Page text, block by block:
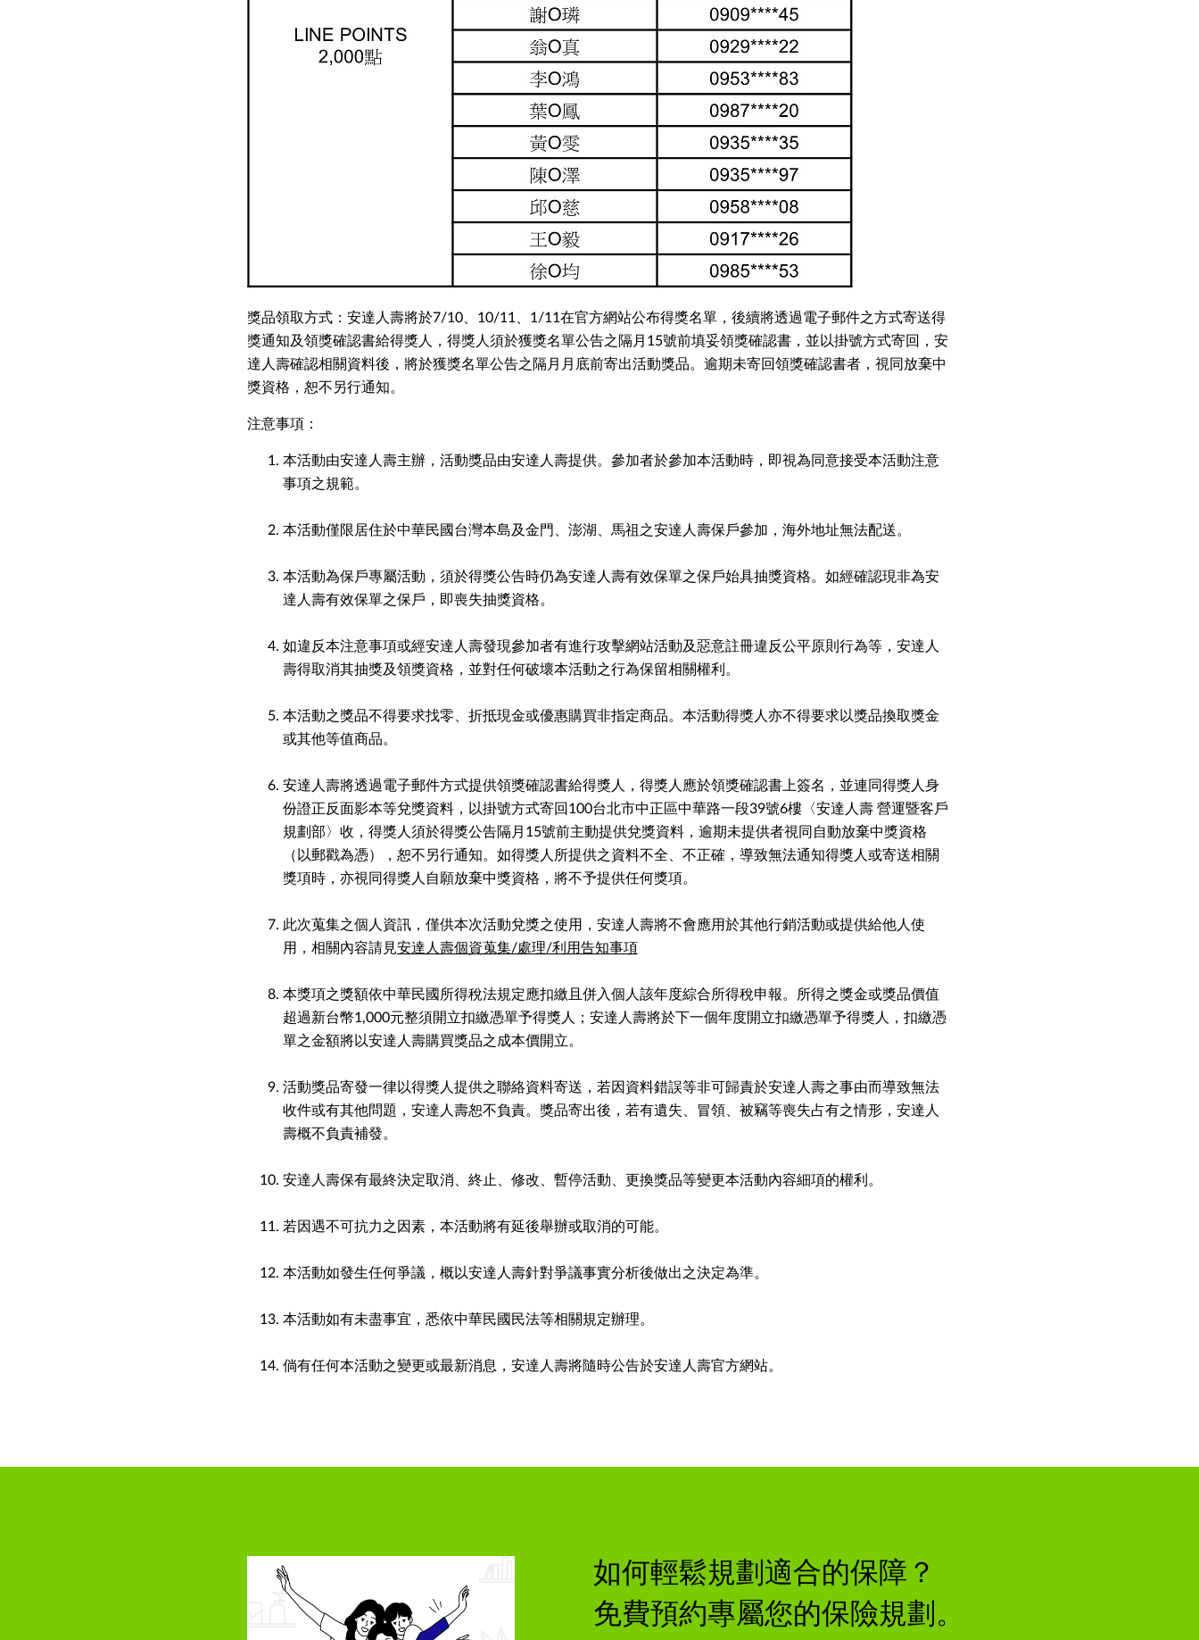
獎品領取方式：安達人壽將於7/10、10/11、1/11在官方網站公布得獎名單，後續將透過電子郵件之方式寄送得
獎通知及領獎確認書給得獎人，得獎人須於獲獎名單公告之隔月15號前填妥領獎確認書，並以掛號方式寄回，安
達人壽確認相關資料後，將於獲獎名單公告之隔月月底前寄出活動獎品。逾期未寄回領獎確認書者，視同放棄中
獎資格，恕不另行通知。
注意事項：
本活動由安達人壽主辦，活動獎品由安達人壽提供。參加者於參加本活動時，即視為同意接受本活動注意
事項之規範。
本活動僅限居住於中華民國台灣本島及金門、澎湖、馬祖之安達人壽保戶參加，海外地址無法配送。
本活動為保戶專屬活動，須於得獎公告時仍為安達人壽有效保單之保戶始具抽獎資格。如經確認現非為安
達人壽有效保單之保戶，即喪失抽獎資格。
如違反本注意事項或經安達人壽發現參加者有進行攻擊網站活動及惡意註冊違反公平原則行為等，安達人
壽得取消其抽獎及領獎資格，並對任何破壞本活動之行為保留相關權利。
本活動之獎品不得要求找零、折抵現金或優惠購買非指定商品。本活動得獎人亦不得要求以獎品換取獎金
或其他等值商品。
安達人壽將透過電子郵件方式提供領獎確認書給得獎人，得獎人應於領獎確認書上簽名，並連同得獎人身
份證正反面影本等兌獎資料，以掛號方式寄回100台北市中正區中華路一段39號6樓〈安達人壽 營運暨客戶
規劃部〉收，得獎人須於得獎公告隔月15號前主動提供兌獎資料，逾期未提供者視同自動放棄中獎資格
（以郵戳為憑），恕不另行通知。如得獎人所提供之資料不全、不正確，導致無法通知得獎人或寄送相關
獎項時，亦視同得獎人自願放棄中獎資格，將不予提供任何獎項。
此次蒐集之個人資訊，僅供本次活動兌獎之使用，安達人壽將不會應用於其他行銷活動或提供給他人使
用，相關內容請見安達人壽個資蒐集/處理/利用告知事項
本獎項之獎額依中華民國所得稅法規定應扣繳且併入個人該年度綜合所得稅申報。所得之獎金或獎品價值
超過新台幣1,000元整須開立扣繳憑單予得獎人；安達人壽將於下一個年度開立扣繳憑單予得獎人，扣繳憑
單之金額將以安達人壽購買獎品之成本價開立。
活動獎品寄發一律以得獎人提供之聯絡資料寄送，若因資料錯誤等非可歸責於安達人壽之事由而導致無法
收件或有其他問題，安達人壽恕不負責。獎品寄出後，若有遺失、冒領、被竊等喪失占有之情形，安達人
壽概不負責補發。
安達人壽保有最終決定取消、終止、修改、暫停活動、更換獎品等變更本活動內容細項的權利。
若因遇不可抗力之因素，本活動將有延後舉辦或取消的可能。
本活動如發生任何爭議，概以安達人壽針對爭議事實分析後做出之決定為準。
本活動如有未盡事宜，悉依中華民國民法等相關規定辦理。
倘有任何本活動之變更或最新消息，安達人壽將隨時公告於安達人壽官方網站。
如何輕鬆規劃適合的保障？
免費預約專屬您的保險規劃。